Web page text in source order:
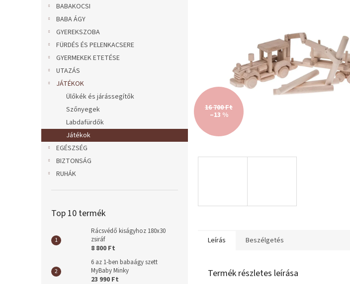
BABAKOCSI
BABA ÁGY
GYEREKSZOBA
FÜRDÉS ÉS PELENKACSERE
GYERMEKEK ETETÉSE
UTAZÁS
JÁTÉKOK
Ülőkék és járássegítők
Szőnyegek
Labdafürdők
Játékok
EGÉSZSÉG
BIZTONSÁG
RUHÁK
Top 10 termék
Rácsvédő kiságyhoz 180x30
zsiráf
8 800 Ft
6 az 1-ben babaágy szett
MyBaby Minky
23 990 Ft
16 700 Ft
–13 %
Leírás Beszélgetés
Termék részletes leírása